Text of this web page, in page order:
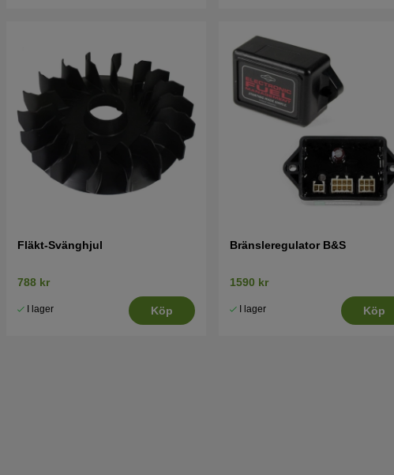
Fläkt-Svänghjul
788 kr
I lager Köp
Bränsleregulator B&S
1590 kr
I lager Köp